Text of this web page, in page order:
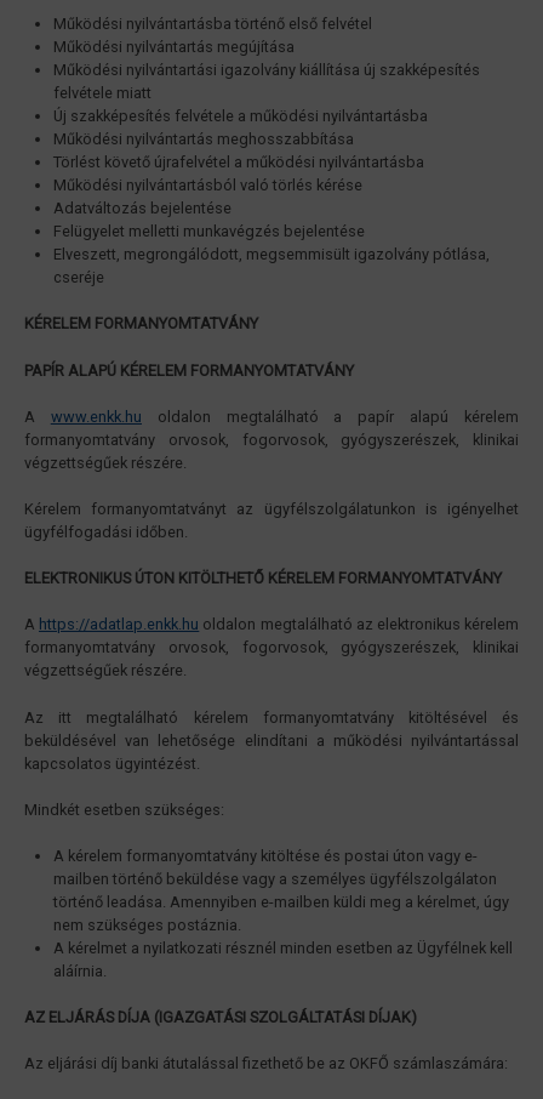
Működési nyilvántartásba történő első felvétel
Működési nyilvántartás megújítása
Működési nyilvántartási igazolvány kiállítása új szakképesítés
felvétele miatt
Új szakképesítés felvétele a működési nyilvántartásba
Működési nyilvántartás meghosszabbítása
Törlést követő újrafelvétel a működési nyilvántartásba
Működési nyilvántartásból való törlés kérése
Adatváltozás bejelentése
Felügyelet melletti munkavégzés bejelentése
Elveszett, megrongálódott, megsemmisült igazolvány pótlása,
cseréje
KÉRELEM FORMANYOMTATVÁNY
PAPÍR ALAPÚ KÉRELEM FORMANYOMTATVÁNY
A www.enkk.hu oldalon megtalálható a papír alapú kérelem
formanyomtatvány orvosok, fogorvosok, gyógyszerészek, klinikai
végzettségűek részére.
Kérelem formanyomtatványt az ügyfélszolgálatunkon is igényelhet
ügyfélfogadási időben.
ELEKTRONIKUS ÚTON KITÖLTHETŐ KÉRELEM FORMANYOMTATVÁNY
A https://adatlap.enkk.hu oldalon megtalálható az elektronikus kérelem
formanyomtatvány orvosok, fogorvosok, gyógyszerészek, klinikai
végzettségűek részére.
Az itt megtalálható kérelem formanyomtatvány kitöltésével és
beküldésével van lehetősége elindítani a működési nyilvántartással
kapcsolatos ügyintézést.
Mindkét esetben szükséges:
A kérelem formanyomtatvány kitöltése és postai úton vagy e-
mailben történő beküldése vagy a személyes ügyfélszolgálaton
történő leadása. Amennyiben e-mailben küldi meg a kérelmet, úgy
nem szükséges postáznia.
A kérelmet a nyilatkozati résznél minden esetben az Ügyfélnek kell
aláírnia.
AZ ELJÁRÁS DÍJA (IGAZGATÁSI SZOLGÁLTATÁSI DÍJAK)
Az eljárási díj banki átutalással fizethető be az OKFŐ számlaszámára: